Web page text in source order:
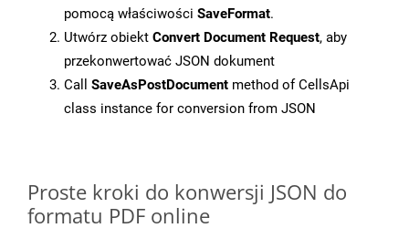
pomocą właściwości SaveFormat.
Utwórz obiekt Convert Document Request, aby
przekonwertować JSON dokument
Call SaveAsPostDocument method of CellsApi
class instance for conversion from JSON
Proste kroki do konwersji JSON do
formatu PDF online